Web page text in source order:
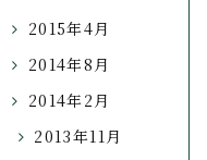
2015年4月
2014年8月
2014年2月
2013年11月